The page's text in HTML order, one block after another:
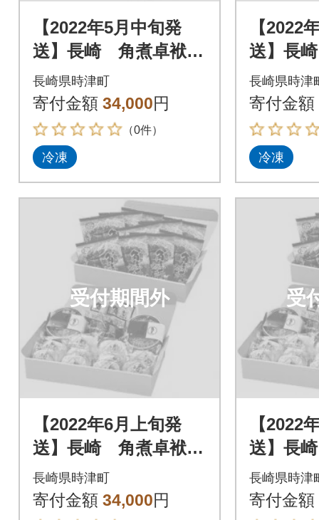
【2022年5月中旬発
送】長崎 角煮卓袱
(しっぽく)詰合せ
長崎県時津町
寄付金額 34,000円
（0件）
冷凍
【2022
送】長
(しっぽ
長崎県時津
寄付金額
冷凍
受付期間外
【2022年6月上旬発
送】長崎 角煮卓袱
(しっぽく)詰合せ
長崎県時津町
寄付金額 34,000円
受
【2022
送】長
(しっぽ
長崎県時津
寄付金額